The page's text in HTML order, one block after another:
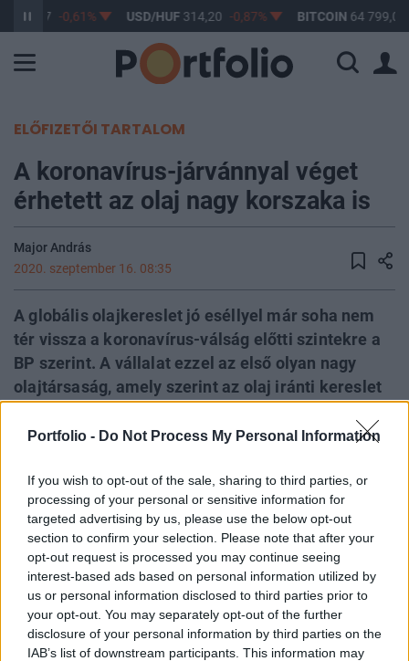
Portfolio - Do Not Process My Personal Information
If you wish to opt-out of the sale, sharing to third parties, or
processing of your personal or sensitive information for
targeted advertising by us, please use the below opt-out
section to confirm your selection. Please note that after your
opt-out request is processed you may continue seeing
interest-based ads based on personal information utilized by
us or personal information disclosed to third parties prior to
your opt-out. You may separately opt-out of the further
disclosure of your personal information by third parties on the
IAB’s list of downstream participants. This information may
363,17 -0,61% USD/HUF314,20 -0,87% BITCOIN64 799,01
ELŐFIZETŐI TARTALOM
A koronavírus-járvánnyal véget
érhetett az olaj nagy korszaka is
Major András
2020. szeptember 16. 08:35
A globális olajkereslet jó eséllyel már soha nem
tér vissza a koronavírus-válság előtti szintekre a
BP szerint. A vállalat ezzel az első olyan nagy
olajtársaság, amely szerint az olaj iránti kereslet
vélemények szerint a növekedés korszaka még
Energy Investment Forum 2020Hasonló témákról is szó
lesz a Portfolio következő energiaipari
konferenciáján.Információ és jelentkezés A BP évente
megjelenő mértékadó jelentése, az Energy Outlook 2020-as
kiadványában vázolt minden forgatókönyv, még a
"business-as-usual", vagyis változatlan üzletmenetet
feltételező szcenárió is azzal számol, hogy a következő
években...